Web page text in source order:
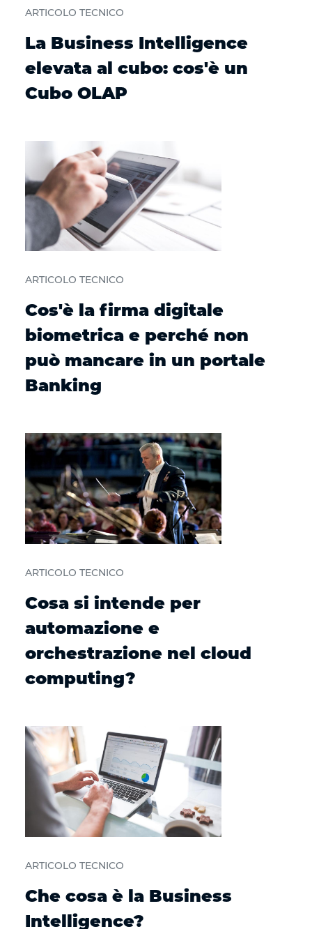
ARTICOLO TECNICO
La Business Intelligence
elevata al cubo: cos'è un
Cubo OLAP
ARTICOLO TECNICO
Cos'è la firma digitale
biometrica e perché non
può mancare in un portale
Banking
ARTICOLO TECNICO
Cosa si intende per
automazione e
orchestrazione nel cloud
computing?
ARTICOLO TECNICO
Che cosa è la Business
Intelligence?